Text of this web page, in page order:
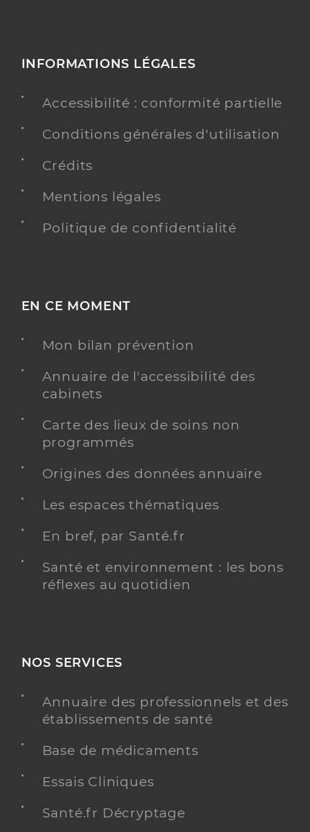
INFORMATIONS LÉGALES
Accessibilité : conformité partielle
Conditions générales d'utilisation
Crédits
Mentions légales
Politique de confidentialité
EN CE MOMENT
Mon bilan prévention
Annuaire de l'accessibilité des
cabinets
Carte des lieux de soins non
programmés
Origines des données annuaire
Les espaces thématiques
En bref, par Santé.fr
Santé et environnement : les bons
réflexes au quotidien
NOS SERVICES
Annuaire des professionnels et des
établissements de santé
Base de médicaments
Essais Cliniques
Santé.fr Décryptage